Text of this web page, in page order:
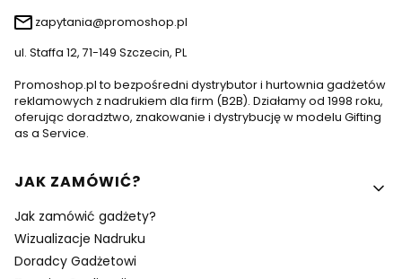
zapytania@promoshop.pl
ul. Staffa 12, 71-149 Szczecin, PL
Promoshop.pl to bezpośredni dystrybutor i hurtownia gadżetów
reklamowych z nadrukiem dla firm (B2B). Działamy od 1998 roku,
oferując doradztwo, znakowanie i dystrybucję w modelu Gifting
as a Service.
Linki w stopce
JAK ZAMÓWIĆ?
Jak zamówić gadżety?
Wizualizacje Nadruku
Doradcy Gadżetowi